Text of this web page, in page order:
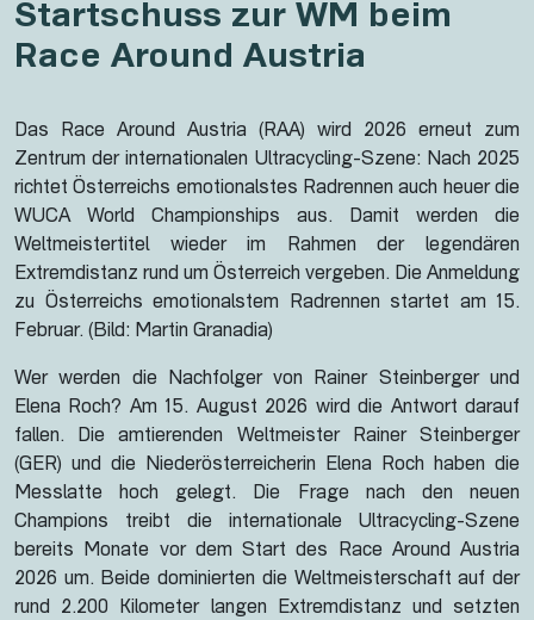
Startschuss zur WM beim
Race Around Austria
Das Race Around Austria (RAA) wird 2026 erneut zum
Zentrum der internationalen Ultracycling-Szene: Nach 2025
richtet Österreichs emotionalstes Radrennen auch heuer die
WUCA World Championships aus. Damit werden die
Weltmeistertitel wieder im Rahmen der legendären
Extremdistanz rund um Österreich vergeben. Die Anmeldung
zu Österreichs emotionalstem Radrennen startet am 15.
Februar. (Bild: Martin Granadia)
Wer werden die Nachfolger von Rainer Steinberger und
Elena Roch? Am 15. August 2026 wird die Antwort darauf
fallen. Die amtierenden Weltmeister Rainer Steinberger
(GER) und die Niederösterreicherin Elena Roch haben die
Messlatte hoch gelegt. Die Frage nach den neuen
Champions treibt die internationale Ultracycling-Szene
bereits Monate vor dem Start des Race Around Austria
2026 um. Beide dominierten die Weltmeisterschaft auf der
rund 2.200 Kilometer langen Extremdistanz und setzten